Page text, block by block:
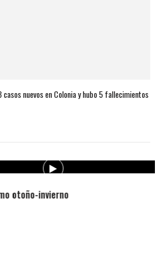
nuevos en Colonia y hubo 5 fallecimientos
invierno